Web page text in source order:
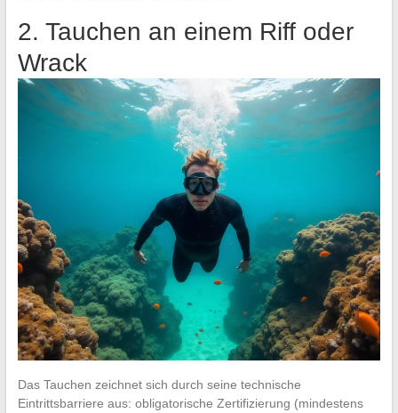
2. Tauchen an einem Riff oder
Wrack
Das Tauchen zeichnet sich durch seine technische
Eintrittsbarriere aus: obligatorische Zertifizierung (mindestens